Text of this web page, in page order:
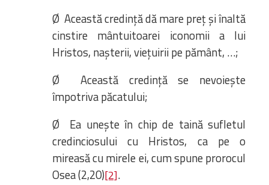
Ø Această credință dă mare preț și înaltă
cinstire mântuitoarei iconomii a lui
Hristos, nașterii, viețuirii pe pământ, …;
Ø Această credință se nevoiește
împotriva păcatului;
Ø Ea unește în chip de taină sufletul
credinciosului cu Hristos, ca pe o
mireasă cu mirele ei, cum spune prorocul
Osea (2,20)[2].